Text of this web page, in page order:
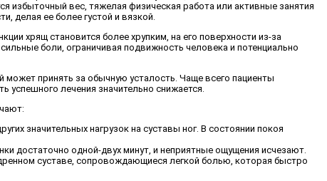
избыточный вес, тяжелая физическая работа или активные занятия
делая ее более густой и вязкой.
хрящ становится более хрупким, на его поверхности из-за
боли, ограничивая подвижность человека и потенциально
принять за обычную усталость. Чаще всего пациенты
лечения значительно снижается.
значительных нагрузок на суставы ног. В состоянии покоя
достаточно одной-двух минут, и неприятные ощущения исчезают.
суставе, сопровождающиеся легкой болью, которая быстро